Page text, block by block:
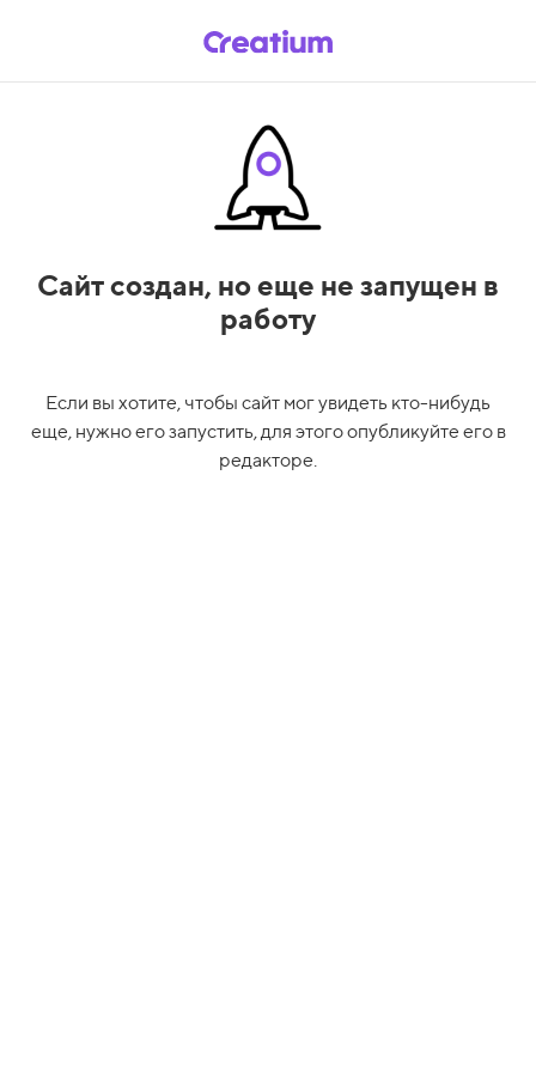
Сайт создан, но еще не запущен в
работу
Если вы хотите, чтобы сайт мог увидеть кто-нибудь
еще, нужно его запустить, для этого опубликуйте его в
редакторе.